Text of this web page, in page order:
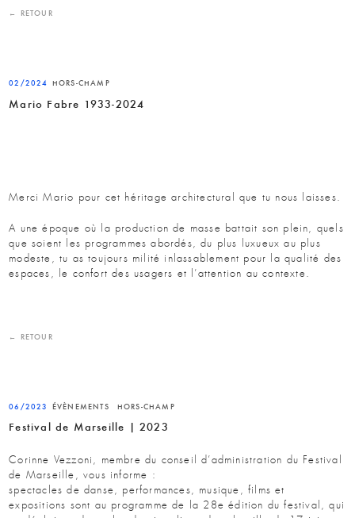
← RETOUR
02/2024 HORS-CHAMP
Mario Fabre 1933-2024
Merci Mario pour cet héritage architectural que tu nous laisses.
A une époque où la production de masse battait son plein, quels
que soient les programmes abordés, du plus luxueux au plus
modeste, tu as toujours milité inlassablement pour la qualité des
espaces, le confort des usagers et l’attention au contexte.
← RETOUR
06/2023 ÉVÈNEMENTS HORS-CHAMP
Festival de Marseille | 2023
Corinne Vezzoni, membre du conseil d’administration du Festival
de Marseille, vous informe :
spectacles de danse, performances, musique, films et
expositions sont au programme de la 28e édition du festival, qui